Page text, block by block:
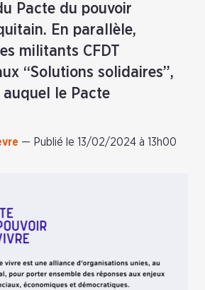
Pacte du pouvoir
En parallèle,
militants CFDT
“Solutions solidaires”,
auquel le Pacte
— Publié le 13/02/2024 à 13h00